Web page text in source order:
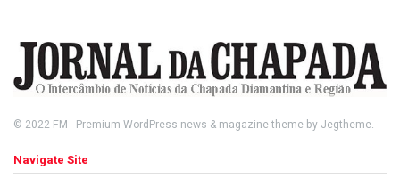
© 2022 FM - Premium WordPress news & magazine theme by Jegtheme.
Navigate Site